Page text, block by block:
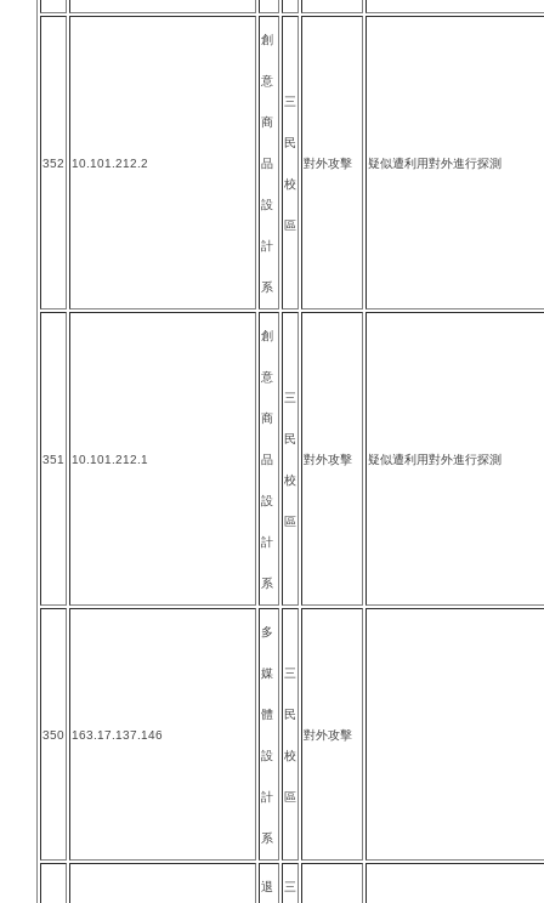
352 10.101.212.2
創
意
商
品
設
計
系
三
民
校
區
對外攻擊 疑似遭利用對外進行探測
351 10.101.212.1
創
意
商
品
設
計
系
三
民
校
區
對外攻擊 疑似遭利用對外進行探測
350 163.17.137.146
多
媒
體
設
計
系
三
民
校
區
對外攻擊
退 三